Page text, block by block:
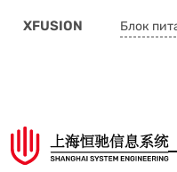
XFUSION Блок